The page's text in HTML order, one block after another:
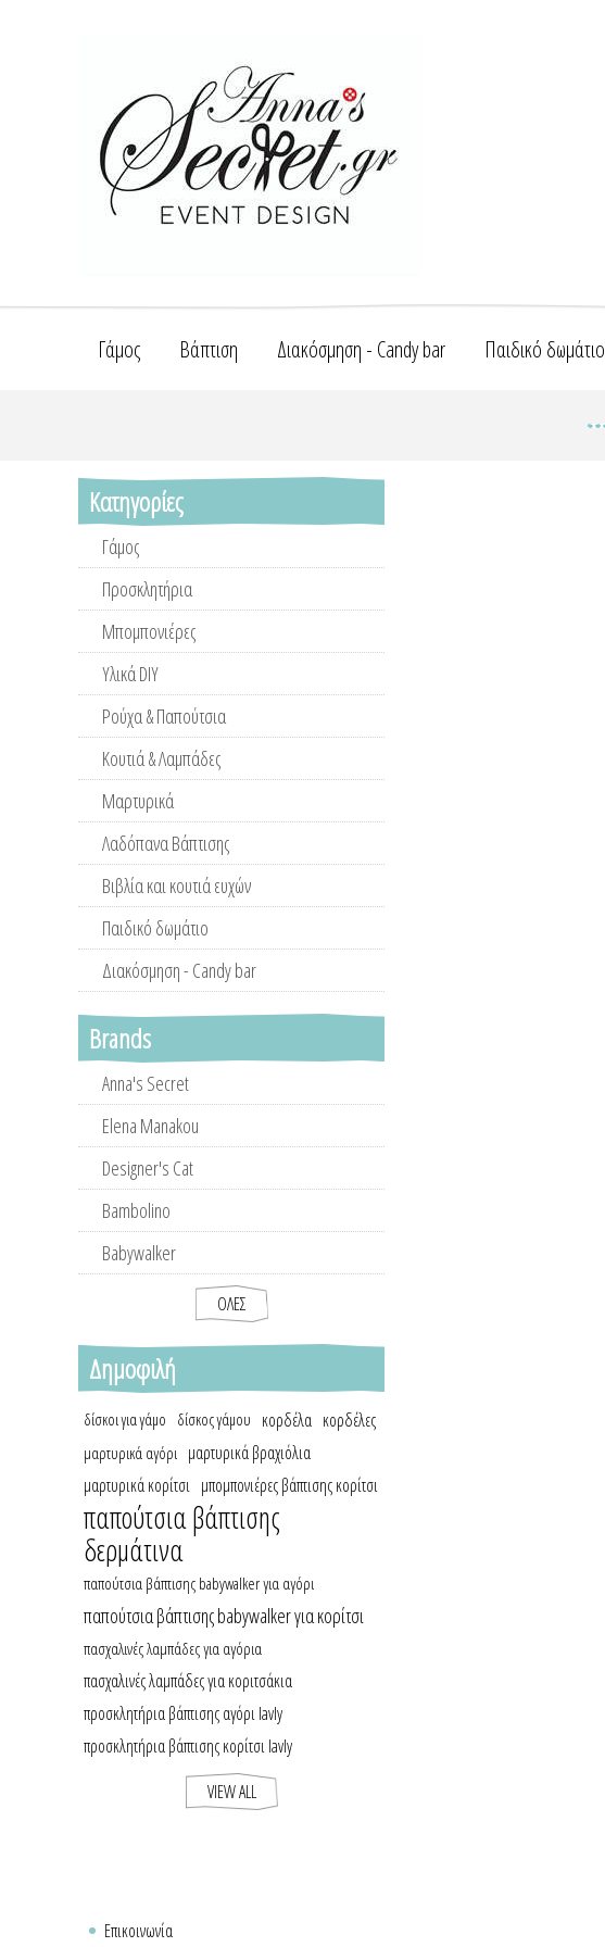
Γάμος Βάπτιση Διακόσμηση - Candy bar Παιδικό δωμάτιο
Κατηγορίες
Γάμος
Προσκλητήρια
Μπομπονιέρες
Υλικά DIY
Ρούχα & Παπούτσια
Κουτιά & Λαμπάδες
Μαρτυρικά
Λαδόπανα Βάπτισης
Βιβλία και κουτιά ευχών
Παιδικό δωμάτιο
Διακόσμηση - Candy bar
Brands
Anna's Secret
Elena Manakou
Designer's Cat
Bambolino
Babywalker
ΌΛΕΣ
Δημοφιλή
δίσκοι για γάμο δίσκος γάμου κορδέλα κορδέλες
μαρτυρικά αγόρι μαρτυρικά βραχιόλια
μαρτυρικά κορίτσι μπομπονιέρες βάπτισης κορίτσι
παπούτσια βάπτισης
δερμάτινα
παπούτσια βάπτισης babywalker για αγόρι
παπούτσια βάπτισης babywalker για κορίτσι
πασχαλινές λαμπάδες για αγόρια
πασχαλινές λαμπάδες για κοριτσάκια
προσκλητήρια βάπτισης αγόρι lavly
προσκλητήρια βάπτισης κορίτσι lavly
VIEW ALL
Επικοινωνία